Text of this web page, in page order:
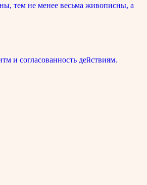
тем не менее весьма живописны, а
и согласованность действиям.